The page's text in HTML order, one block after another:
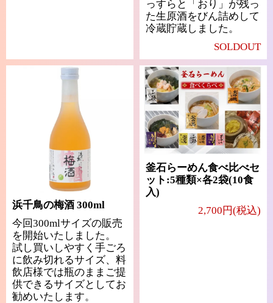
っすらと「おり」が残っ
た生原酒をびん詰めして
冷蔵貯蔵しました。
SOLDOUT
浜千鳥の梅酒 300ml
今回300mlサイズの販売
を開始いたしました。
試し買いしやすく手ごろ
に飲み切れるサイズ、料
飲店様では瓶のままご提
供できるサイズとしてお
勧めいたします。
釜石らーめん食べ比べセ
ット:5種類×各2袋(10食
入)
2,700円(税込)